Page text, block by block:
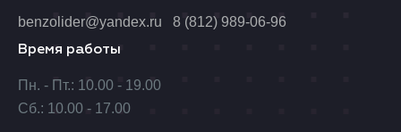
Время работы
Пн. - Пт.: 10.00 - 19.00
Сб.: 10.00 - 17.00
benzolider@yandex.ru 8 (812) 989-06-96